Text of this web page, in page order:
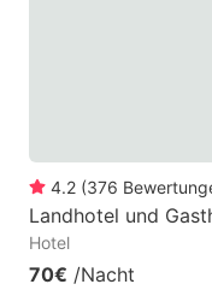
4.2 (376
Landhotel und
Hotel
70€ /Nacht